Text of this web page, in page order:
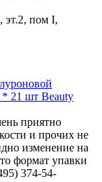
эт.2, пом I,
* 21 шт Beauty
приятно
и прочих не
изменение на
формат упавки
374-54-